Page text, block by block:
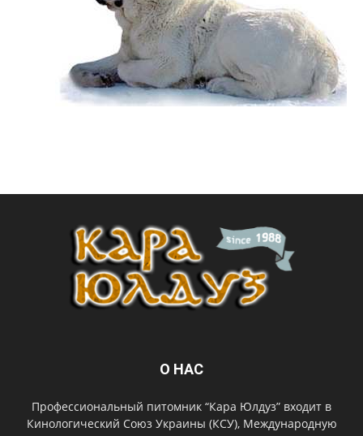
О НАС
Профессиональный питомник “Кара Юлдуз” входит в
Кинологический Союз Украины (КСУ), Международную